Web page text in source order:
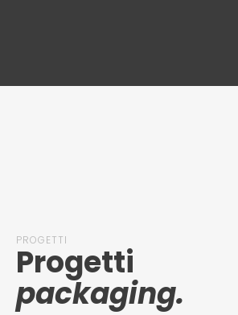
PROGETTI
Progetti
packaging.